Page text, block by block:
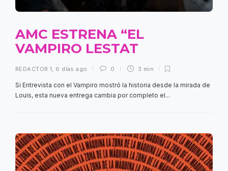
AMC ESTRENA “EL
VAMPIRO LESTAT
REDACTOR 1 6 días ago 0 3 min
Si Entrevista con el Vampiro mostró la historia desde la mirada de
Louis, esta nueva entrega cambia por completo el...